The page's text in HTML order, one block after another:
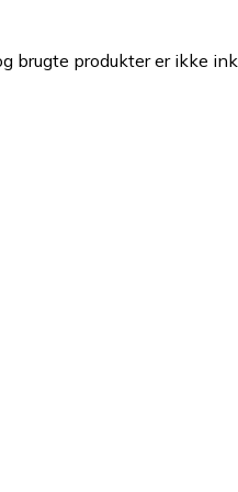
brugte produkter er ikke